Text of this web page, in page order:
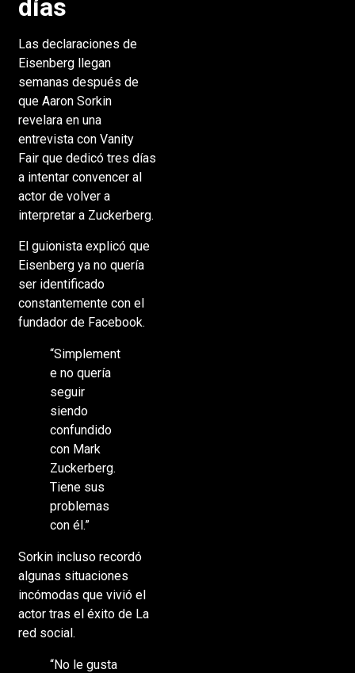
días
Las declaraciones de
Eisenberg llegan
semanas después de
que Aaron Sorkin
revelara en una
entrevista con Vanity
Fair que dedicó tres días
a intentar convencer al
actor de volver a
interpretar a Zuckerberg.
El guionista explicó que
Eisenberg ya no quería
ser identificado
constantemente con el
fundador de Facebook.
“Simplement
e no quería
seguir
siendo
confundido
con Mark
Zuckerberg.
Tiene sus
problemas
con él.”
Sorkin incluso recordó
algunas situaciones
incómodas que vivió el
actor tras el éxito de La
red social.
“No le gusta